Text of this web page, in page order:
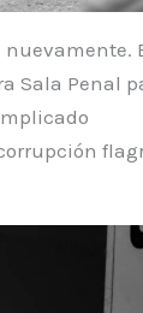
nuevamente.
Sala Penal